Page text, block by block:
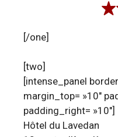
[/one]
[two]
[intense_panel
margin_top= »10″
padding_right= »10″]
Hôtel du Lavedan